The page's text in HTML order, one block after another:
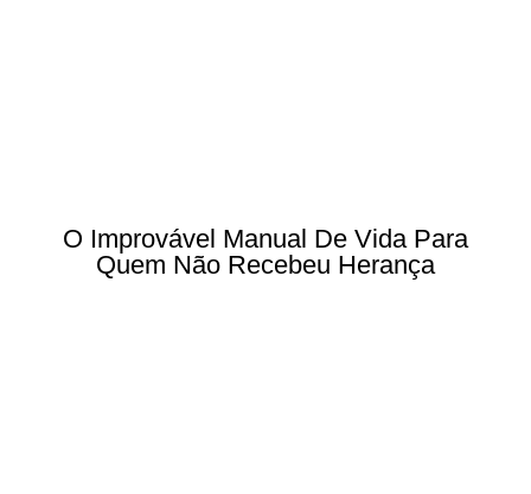
O Improvável Manual De Vida Para
Quem Não Recebeu Herança